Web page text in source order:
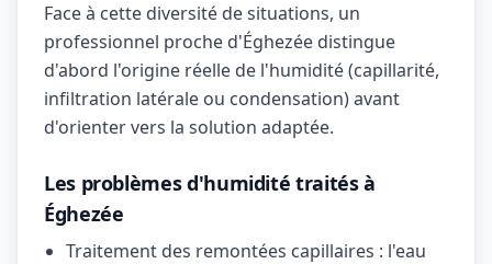
Face à cette diversité de situations, un
professionnel proche d'Éghezée distingue
d'abord l'origine réelle de l'humidité (capillarité,
infiltration latérale ou condensation) avant
d'orienter vers la solution adaptée.
Les problèmes d'humidité traités à
Éghezée
Traitement des remontées capillaires : l'eau